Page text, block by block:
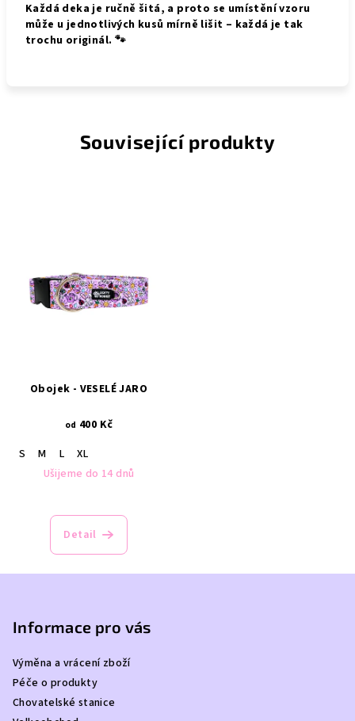
Každá deka je ručně šitá, a proto se umístění vzoru
může u jednotlivých kusů mírně lišit – každá je tak
trochu originál. 🐾
Související produkty
Obojek - VESELÉ JARO
od 400 Kč
S
M L
XL
Ušijeme do 14 dnů
Detail
Informace pro vás
Výměna a vrácení zboží
Péče o produkty
Chovatelské stanice